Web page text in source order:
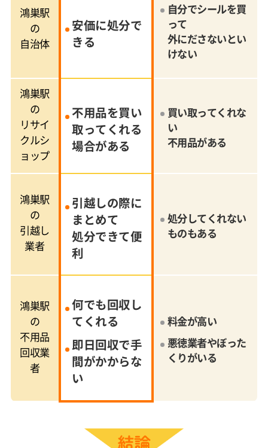
鴻巣駅
の
自治体
安価に処分で
きる
自分でシールを買
って
外にださないとい
けない
鴻巣駅
の
リサイ
クルシ
ョップ
不用品を買い
取ってくれる
場合がある
買い取ってくれな
い
不用品がある
鴻巣駅
の
引越し
業者
引越しの際に
まとめて
処分できて便
利
処分してくれない
ものもある
鴻巣駅
の
不用品
回収業
者
何でも回収し
てくれる
即日回収で手
間がかからな
い
料金が高い
悪徳業者やぼった
くりがいる